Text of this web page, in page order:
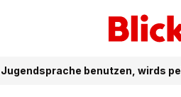
benutzen, wirds